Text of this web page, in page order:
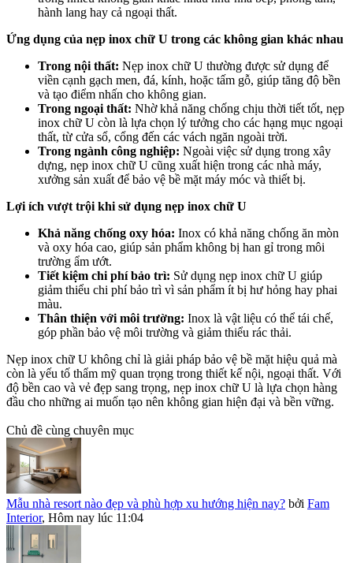
hành lang hay cả ngoại thất.
Ứng dụng của nẹp inox chữ U trong các không gian khác nhau
Trong nội thất: Nẹp inox chữ U thường được sử dụng để
viền cạnh gạch men, đá, kính, hoặc tấm gỗ, giúp tăng độ bền
và tạo điểm nhấn cho không gian.
Trong ngoại thất: Nhờ khả năng chống chịu thời tiết tốt, nẹp
inox chữ U còn là lựa chọn lý tưởng cho các hạng mục ngoại
thất, từ cửa sổ, cổng đến các vách ngăn ngoài trời.
Trong ngành công nghiệp: Ngoài việc sử dụng trong xây
dựng, nẹp inox chữ U cũng xuất hiện trong các nhà máy,
xưởng sản xuất để bảo vệ bề mặt máy móc và thiết bị.
Lợi ích vượt trội khi sử dụng nẹp inox chữ U
Khả năng chống oxy hóa: Inox có khả năng chống ăn mòn
và oxy hóa cao, giúp sản phẩm không bị han gỉ trong môi
trường ẩm ướt.
Tiết kiệm chi phí bảo trì: Sử dụng nẹp inox chữ U giúp
giảm thiểu chi phí bảo trì vì sản phẩm ít bị hư hỏng hay phai
màu.
Thân thiện với môi trường: Inox là vật liệu có thể tái chế,
góp phần bảo vệ môi trường và giảm thiểu rác thải.
Nẹp inox chữ U không chỉ là giải pháp bảo vệ bề mặt hiệu quả mà
còn là yếu tố thẩm mỹ quan trọng trong thiết kế nội, ngoại thất. Với
độ bền cao và vẻ đẹp sang trọng, nẹp inox chữ U là lựa chọn hàng
đầu cho những ai muốn tạo nên không gian hiện đại và bền vững.
Chủ đề cùng chuyên mục
Mẫu nhà resort nào đẹp và phù hợp xu hướng hiện nay? bởi Fam
Interior, Hôm nay lúc 11:04